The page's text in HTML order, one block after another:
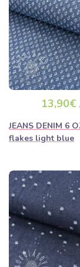
13,90€
JEANS DENIM 6
flakes light blue